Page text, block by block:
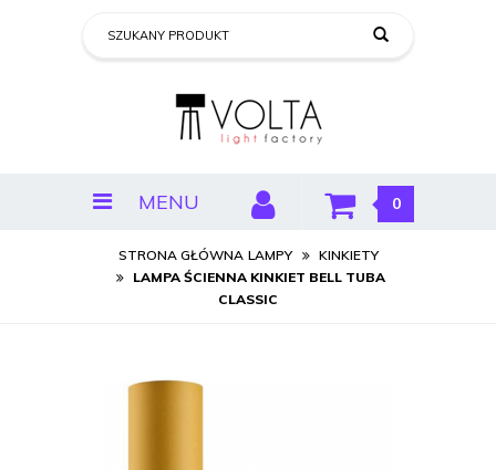
MENU 0
STRONA GŁÓWNA LAMPY
KINKIETY
LAMPA ŚCIENNA KINKIET BELL TUBA
CLASSIC